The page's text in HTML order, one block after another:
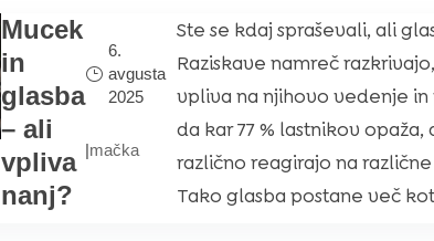
Mucek
in
glasba
– ali
vpliva
nanj?
6.
avgusta
2025
|mačka
Ste se kdaj spraševali, ali
Raziskave namreč
vpliva na njihovo vedenje in
da kar 77 % lastnikov
različno reagirajo na
Tako glasba postane več